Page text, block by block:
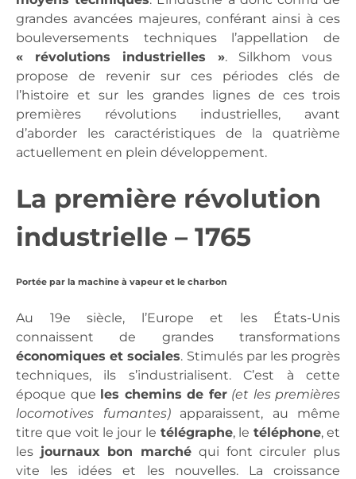
grandes avancées majeures, conférant ainsi à ces
bouleversements techniques l’appellation de
« révolutions industrielles ». Silkhom vous
propose de revenir sur ces périodes clés de
l’histoire et sur les grandes lignes de ces trois
premières révolutions industrielles, avant
d’aborder les caractéristiques de la quatrième
actuellement en plein développement.
La première révolution
industrielle – 1765
Portée par la machine à vapeur et le charbon
Au 19e siècle, l’Europe et les États-Unis
connaissent de grandes transformations
économiques et sociales. Stimulés par les progrès
techniques, ils s’industrialisent. C’est à cette
époque que les chemins de fer (et les premières
locomotives fumantes)apparaissent, au même
titre que voit le jour le télégraphe, le téléphone, et
les journaux bon marché qui font circuler plus
vite les idées et les nouvelles. La croissance